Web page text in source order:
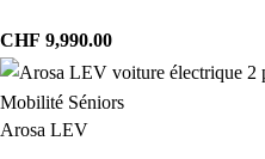
CHF 9,990.00
Mobilité Séniors
Arosa LEV